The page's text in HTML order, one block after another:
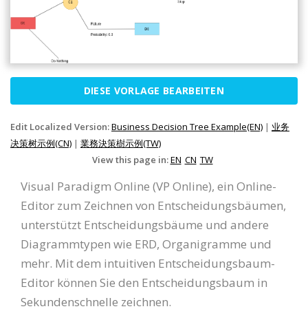
DIESE VORLAGE BEARBEITEN
Edit Localized Version:Business Decision Tree Example(EN) | 业务
决策树示例(CN) | 業務決策樹示例(TW)
View this page in:EN CN TW
Visual Paradigm Online (VP Online), ein Online-
Editor zum Zeichnen von Entscheidungsbäumen,
unterstützt Entscheidungsbäume und andere
Diagrammtypen wie ERD, Organigramme und
mehr. Mit dem intuitiven Entscheidungsbaum-
Editor können Sie den Entscheidungsbaum in
Sekundenschnelle zeichnen.